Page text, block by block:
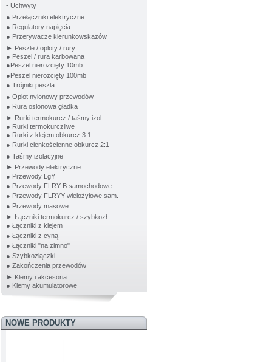
- Uchwyty
● Przełączniki elektryczne
● Regulatory napięcia
● Przerywacze kierunkowskazów
► Peszle / oploty / rury
● Peszel / rura karbowana
●Peszel nierozcięty 10mb
●Peszel nierozcięty 100mb
● Trójniki peszla
● Oplot nylonowy przewodów
● Rura osłonowa gładka
► Rurki termokurcz / taśmy izol.
● Rurki termokurczliwe
● Rurki z klejem obkurcz 3:1
● Rurki cienkościenne obkurcz 2:1
● Taśmy izolacyjne
► Przewody elektryczne
● Przewody LgY
● Przewody FLRY-B samochodowe
● Przewody FLRYY wielożyłowe sam.
● Przewody masowe
► Łączniki termokurcz / szybkozł
● Łączniki z klejem
● Łączniki z cyną
● Łączniki "na zimno"
● Szybkozłączki
● Zakończenia przewodów
► Klemy i akcesoria
● Klemy akumulatorowe
NOWE PRODUKTY